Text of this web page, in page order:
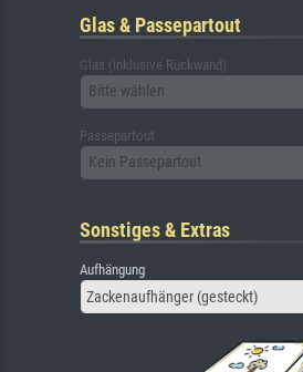
Glas & Passepartout
Glas (inklusive Rückwand)
Bitte wählen
Passepartout
Kein Passepartout
Sonstiges & Extras
Aufhängung
Zackenaufhänger (gesteckt)